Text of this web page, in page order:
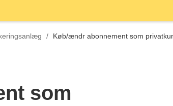
/ Køb/ændr abonnement som
som